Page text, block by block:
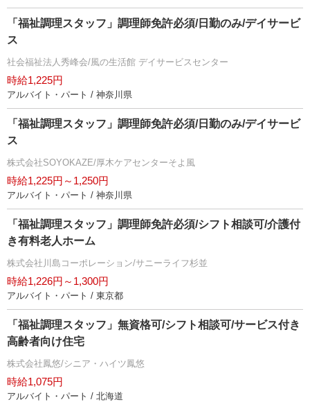
「福祉調理スタッフ」調理師免許必須/日勤のみ/デイサービ
ス
社会福祉法人秀峰会/風の生活館 デイサービスセンター
時給1,225円
アルバイト・パート / 神奈川県
「福祉調理スタッフ」調理師免許必須/日勤のみ/デイサービ
ス
株式会社SOYOKAZE/厚木ケアセンターそよ風
時給1,225円～1,250円
アルバイト・パート / 神奈川県
「福祉調理スタッフ」調理師免許必須/シフト相談可/介護付
き有料老人ホーム
株式会社川島コーポレーション/サニーライフ杉並
時給1,226円～1,300円
アルバイト・パート / 東京都
「福祉調理スタッフ」無資格可/シフト相談可/サービス付き
高齢者向け住宅
株式会社鳳悠/シニア・ハイツ鳳悠
時給1,075円
アルバイト・パート / 北海道